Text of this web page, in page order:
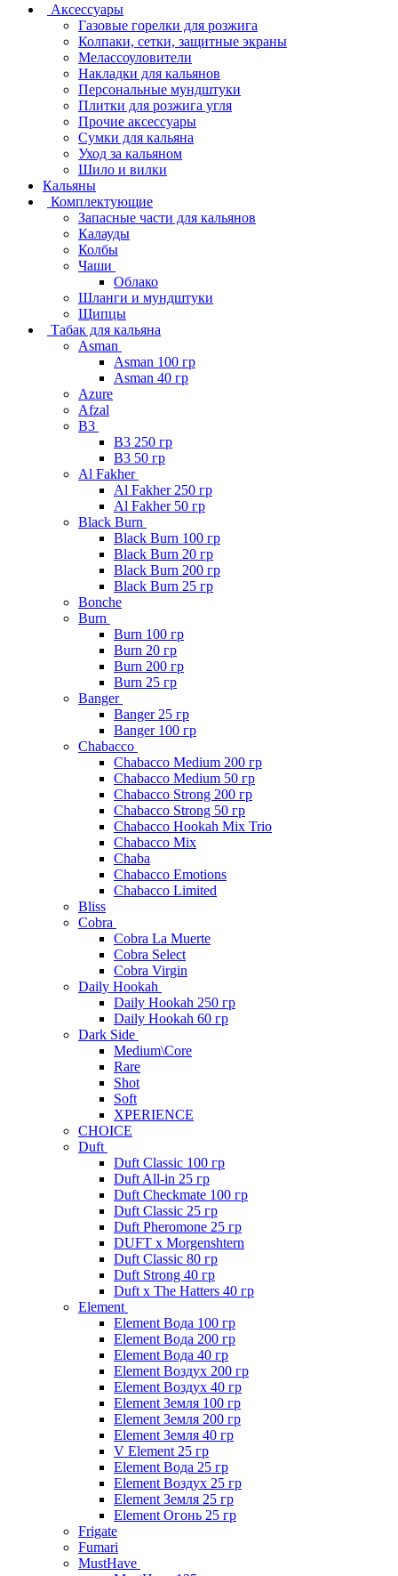
Аксессуары
Газовые горелки для розжига
Колпаки, сетки, защитные экраны
Мелассоуловители
Накладки для кальянов
Персональные мундштуки
Плитки для розжига угля
Прочие аксессуары
Сумки для кальяна
Уход за кальяном
Шило и вилки
Кальяны
Комплектующие
Запасные части для кальянов
Калауды
Колбы
Чаши
Облако
Шланги и мундштуки
Щипцы
Табак для кальяна
Asman
Asman 100 гр
Asman 40 гр
Azure
Afzal
B3
B3 250 гр
B3 50 гр
Al Fakher
Al Fakher 250 гр
Al Fakher 50 гр
Black Burn
Black Burn 100 гр
Black Burn 20 гр
Black Burn 200 гр
Black Burn 25 гр
Bonche
Burn
Burn 100 гр
Burn 20 гр
Burn 200 гр
Burn 25 гр
Banger
Banger 25 гр
Banger 100 гр
Chabacco
Chabacco Medium 200 гр
Chabacco Medium 50 гр
Chabacco Strong 200 гр
Chabacco Strong 50 гр
Chabacco Hookah Mix Trio
Chabacco Mix
Chaba
Chabacco Emotions
Chabacco Limited
Bliss
Cobra
Cobra La Muerte
Cobra Select
Cobra Virgin
Daily Hookah
Daily Hookah 250 гр
Daily Hookah 60 гр
Dark Side
Medium\Core
Rare
Shot
Soft
XPERIENCE
CHOICE
Duft
Duft Classic 100 гр
Duft All-in 25 гр
Duft Checkmate 100 гр
Duft Classic 25 гр
Duft Pheromone 25 гр
DUFT x Morgenshtern
Duft Classic 80 гр
Duft Strong 40 гр
Duft x The Hatters 40 гр
Element
Element Вода 100 гр
Element Вода 200 гр
Element Вода 40 гр
Element Воздух 200 гр
Element Воздух 40 гр
Element Земля 100 гр
Element Земля 200 гр
Element Земля 40 гр
V Element 25 гр
Element Вода 25 гр
Element Воздух 25 гр
Element Земля 25 гр
Element Огонь 25 гр
Frigate
Fumari
MustHave